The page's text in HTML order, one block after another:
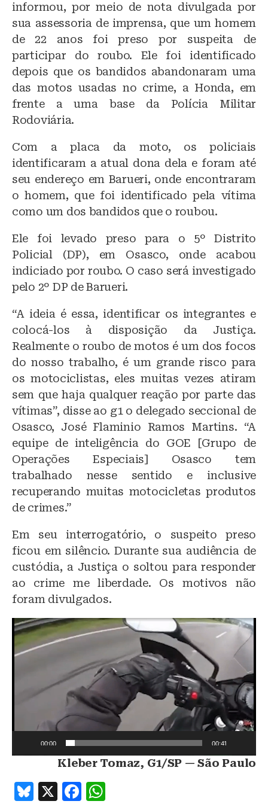
informou, por meio de nota divulgada por
sua assessoria de imprensa, que um homem
de 22 anos foi preso por suspeita de
participar do roubo. Ele foi identificado
depois que os bandidos abandonaram uma
das motos usadas no crime, a Honda, em
frente a uma base da Polícia Militar
Rodoviária.
Com a placa da moto, os policiais
identificaram a atual dona dela e foram até
seu endereço em Barueri, onde encontraram
o homem, que foi identificado pela vítima
como um dos bandidos que o roubou.
Ele foi levado preso para o 5º Distrito
Policial (DP), em Osasco, onde acabou
indiciado por roubo. O caso será investigado
pelo 2º DP de Barueri.
“A ideia é essa, identificar os integrantes e
colocá-los à disposição da Justiça.
Realmente o roubo de motos é um dos focos
do nosso trabalho, é um grande risco para
os motociclistas, eles muitas vezes atiram
sem que haja qualquer reação por parte das
vítimas”, disse ao g1 o delegado seccional de
Osasco, José Flaminio Ramos Martins. “A
equipe de inteligência do GOE [Grupo de
Operações Especiais] Osasco tem
trabalhado nesse sentido e inclusive
recuperando muitas motocicletas produtos
de crimes.”
Em seu interrogatório, o suspeito preso
ficou em silêncio. Durante sua audiência de
custódia, a Justiça o soltou para responder
ao crime me liberdade. Os motivos não
foram divulgados.
T
o
c
o
00:00 00:41
Kleber Tomaz, G1/SP — São Paulo
B
X
F